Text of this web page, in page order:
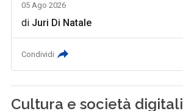
05 Ago 2026
di Juri Di Natale
Condividi
Cultura e società digitali